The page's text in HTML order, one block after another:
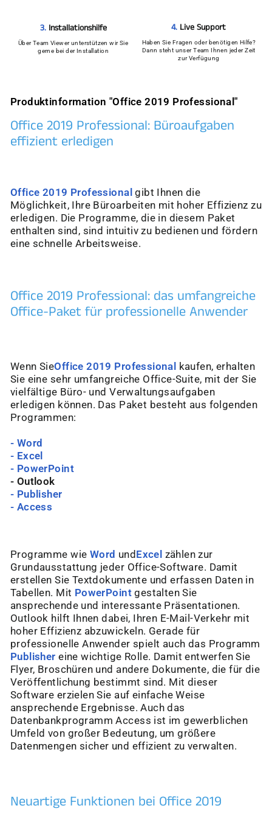
3. Installationshilfe
Über Team Viewer unterstützen wir Sie
gerne bei der Installation
4. Live Support
Haben Sie Fragen oder benötigen Hilfe?
Dann steht unser Team Ihnen jeder Zeit
zur Verfügung
Produktinformation "Office 2019 Professional"
Office 2019 Professional: Büroaufgaben
effizient erledigen
Office 2019 Professional gibt Ihnen die
Möglichkeit, Ihre Büroarbeiten mit hoher Effizienz zu
erledigen. Die Programme, die in diesem Paket
enthalten sind, sind intuitiv zu bedienen und fördern
eine schnelle Arbeitsweise.
Office 2019 Professional: das umfangreiche
Office-Paket für professionelle Anwender
Wenn SieOffice 2019 Professional
kaufen, erhalten
Sie eine sehr umfangreiche Office-Suite, mit der Sie
vielfältige Büro- und Verwaltungsaufgaben
erledigen können. Das Paket besteht aus folgenden
Programmen:
- Word
- Excel
- PowerPoint
- Outlook
- Publisher
- Access
Programme wie Word und Excel zählen zur
Grundausstattung jeder Office-Software. Damit
erstellen Sie Textdokumente und erfassen Daten in
Tabellen. Mit PowerPointgestalten Sie
ansprechende und interessante Präsentationen.
Outlook hilft Ihnen dabei, Ihren E-Mail-Verkehr mit
hoher Effizienz abzuwickeln. Gerade für
professionelle Anwender spielt auch das Programm
Publisher eine wichtige Rolle. Damit entwerfen Sie
Flyer, Broschüren und andere Dokumente, die für die
Veröffentlichung bestimmt sind. Mit dieser
Software erzielen Sie auf einfache Weise
ansprechende Ergebnisse. Auch das
Datenbankprogramm Access ist im gewerblichen
Umfeld von großer Bedeutung, um größere
Datenmengen sicher und effizient zu verwalten.
Neuartige Funktionen bei Office 2019